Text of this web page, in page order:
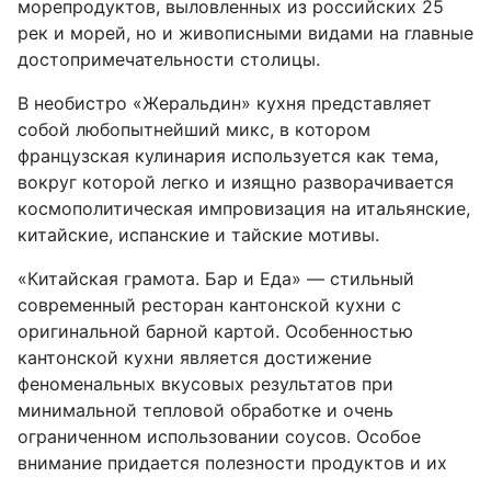
морепродуктов, выловленных из российских 25
рек и морей, но и живописными видами на главные
достопримечательности столицы.
В необистро «Жеральдин» кухня представляет
собой любопытнейший микс, в котором
французская кулинария используется как тема,
вокруг которой легко и изящно разворачивается
космополитическая импровизация на итальянские,
китайские, испанские и тайские мотивы.
«Китайская грамота. Бар и Еда» — стильный
современный ресторан кантонской кухни с
оригинальной барной картой. Особенностью
кантонской кухни является достижение
феноменальных вкусовых результатов при
минимальной тепловой обработке и очень
ограниченном использовании соусов. Особое
внимание придается полезности продуктов и их